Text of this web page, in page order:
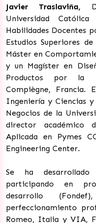
Javier Traslaviña,
Universidad
Habilidades Docentes
Estudios Superiores
Máster en
y un Magíster en
Productos por la
Compiègne, Francia.
Ingeniería y Ciencias
Negocios de la
director académico
Aplicada en Pymes
Engineering Center.
Se ha
participando en
desarrollo
perfeccionamiento
Romeo, Italia y VIA,